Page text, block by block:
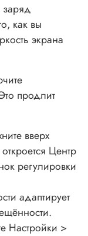
заряд
как вы
экрана
продлит
вверх
Центр
регулировки
адаптирует
Настройки >